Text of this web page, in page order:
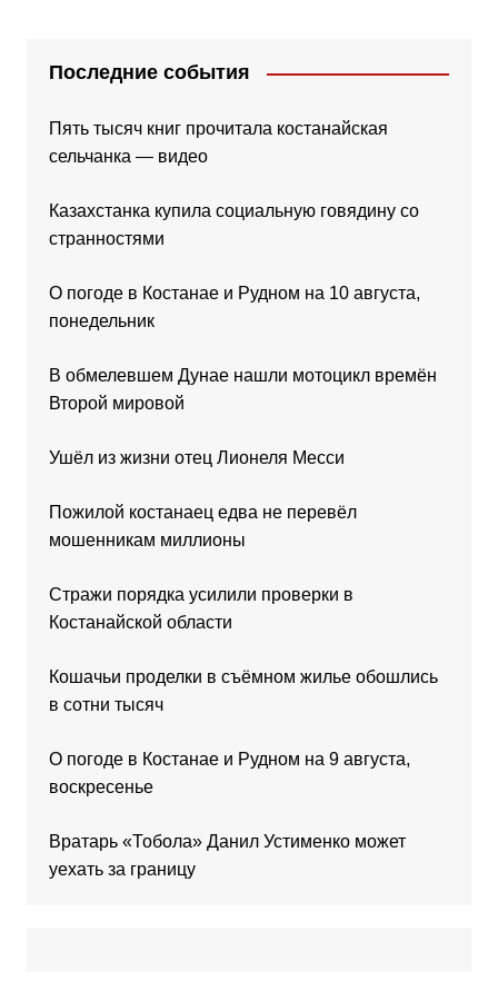
Последние события
Пять тысяч книг прочитала костанайская
сельчанка — видео
Казахстанка купила социальную говядину со
странностями
О погоде в Костанае и Рудном на 10 августа,
понедельник
В обмелевшем Дунае нашли мотоцикл времён
Второй мировой
Ушёл из жизни отец Лионеля Месси
Пожилой костанаец едва не перевёл
мошенникам миллионы
Стражи порядка усилили проверки в
Костанайской области
Кошачьи проделки в съёмном жилье обошлись
в сотни тысяч
О погоде в Костанае и Рудном на 9 августа,
воскресенье
Вратарь «Тобола» Данил Устименко может
уехать за границу